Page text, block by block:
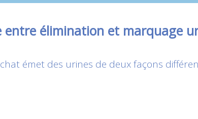
entre élimination et marquage
émet des urines de deux façons